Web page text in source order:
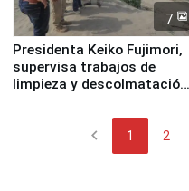
7
Presidenta Keiko Fujimori,
supervisa trabajos de
limpieza y descolmatación
chevron_left 1 2